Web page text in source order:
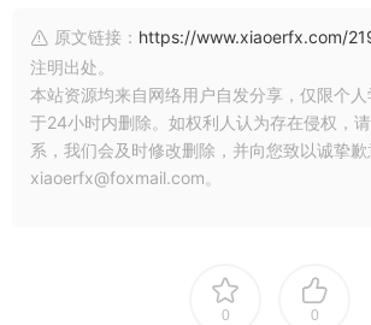
原文链接： https://www.xiaoerfx.com/
注明出处。
本站资源均来自网络用户自发分享，仅限个
于24小时内删除。如权利人认为存在侵权，
系，我们会及时修改删除，并向您致以诚挚歉
xiaoerfx@foxmail.com。
0 0